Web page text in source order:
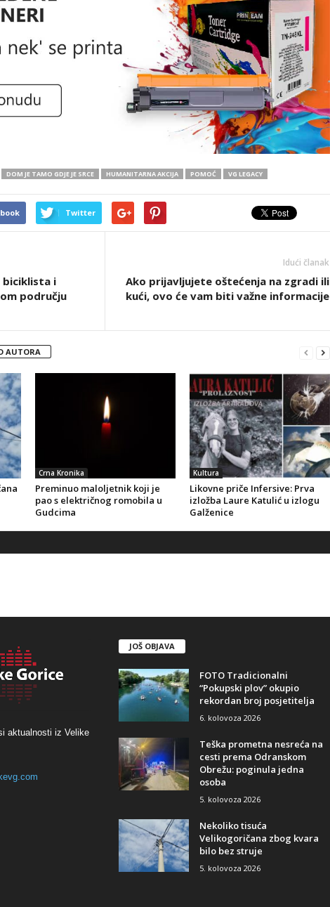
DOM JE TAMO GDJE JE SRCE HUMANITARNA AKCIJA POMOĆ VG LEGACY
Twitter
biciklista i
području
Idući članak
Ako prijavljujete oštećenja na zgradi ili
kući, ovo će vam biti važne informacije
AUTORA
Crna Kronika
Preminuo maloljetnik koji je
pao s električnog romobila u
Gudcima
Kultura
Likovne priče Infersive: Prva
izložba Laure Katulić u izlogu
Galženice
aktualnosti iz Velike
JOŠ OBJAVA
FOTO Tradicionalni
“Pokupski plov” okupio
rekordan broj posjetitelja
6. kolovoza 2026
Teška prometna nesreća na
cesti prema Odranskom
Obrežu: poginula jedna
osoba
5. kolovoza 2026
Nekoliko tisuća
Velikogoričana zbog kvara
bilo bez struje
5. kolovoza 2026